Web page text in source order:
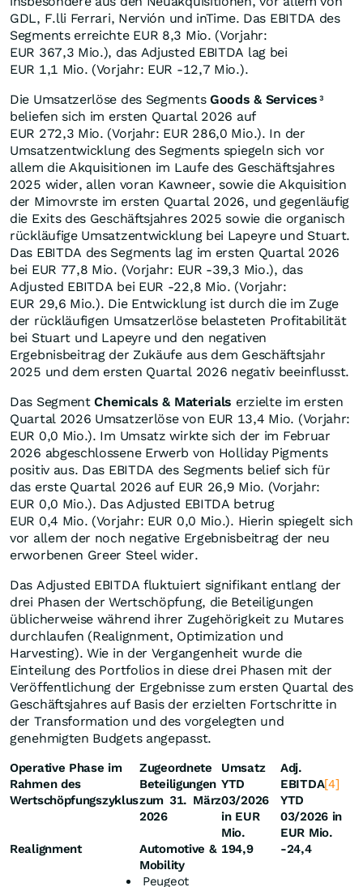
GDL, F.lli Ferrari, Nervión und inTime. Das EBITDA des
Segments erreichte EUR 8,3 Mio. (Vorjahr:
EUR 367,3 Mio.), das Adjusted EBITDA lag bei
EUR 1,1 Mio. (Vorjahr: EUR -12,7 Mio.).
Die Umsatzerlöse des Segments Goods & Services 3
beliefen sich im ersten Quartal 2026 auf
EUR 272,3 Mio. (Vorjahr: EUR 286,0 Mio.). In der
Umsatzentwicklung des Segments spiegeln sich vor
allem die Akquisitionen im Laufe des Geschäftsjahres
2025 wider, allen voran Kawneer, sowie die Akquisition
der Mimovrste im ersten Quartal 2026, und gegenläufig
die Exits des Geschäftsjahres 2025 sowie die organisch
rückläufige Umsatzentwicklung bei Lapeyre und Stuart.
Das EBITDA des Segments lag im ersten Quartal 2026
bei EUR 77,8 Mio. (Vorjahr: EUR -39,3 Mio.), das
Adjusted EBITDA bei EUR -22,8 Mio. (Vorjahr:
EUR 29,6 Mio.). Die Entwicklung ist durch die im Zuge
der rückläufigen Umsatzerlöse belasteten Profitabilität
bei Stuart und Lapeyre und den negativen
Ergebnisbeitrag der Zukäufe aus dem Geschäftsjahr
2025 und dem ersten Quartal 2026 negativ beeinflusst.
Das SegmentChemicals & Materials erzielte im ersten
Quartal 2026 Umsatzerlöse von EUR 13,4 Mio. (Vorjahr:
EUR 0,0 Mio.). Im Umsatz wirkte sich der im Februar
2026 abgeschlossene Erwerb von Holliday Pigments
positiv aus. Das EBITDA des Segments belief sich für
das erste Quartal 2026 auf EUR 26,9 Mio. (Vorjahr:
EUR 0,0 Mio.). Das Adjusted EBITDA betrug
EUR 0,4 Mio. (Vorjahr: EUR 0,0 Mio.). Hierin spiegelt sich
vor allem der noch negative Ergebnisbeitrag der neu
erworbenen Greer Steel wider.
Das Adjusted EBITDA fluktuiert signifikant entlang der
drei Phasen der Wertschöpfung, die Beteiligungen
üblicherweise während ihrer Zugehörigkeit zu Mutares
durchlaufen (Realignment, Optimization und
Harvesting). Wie in der Vergangenheit wurde die
Einteilung des Portfolios in diese drei Phasen mit der
Veröffentlichung der Ergebnisse zum ersten Quartal des
Geschäftsjahres auf Basis der erzielten Fortschritte in
der Transformation und des vorgelegten und
genehmigten Budgets angepasst.
Operative Phase im
Rahmen des
Wertschöpfungszyklus
Zugeordnete
Beteiligungen
zum 31. März
2026
Umsatz
YTD
03/2026
in EUR
Mio.
Adj.
EBITDA[4]
YTD
03/2026 in
EUR Mio.
Realignment
Automotive &
Mobility
Peugeot
194,9 -24,4